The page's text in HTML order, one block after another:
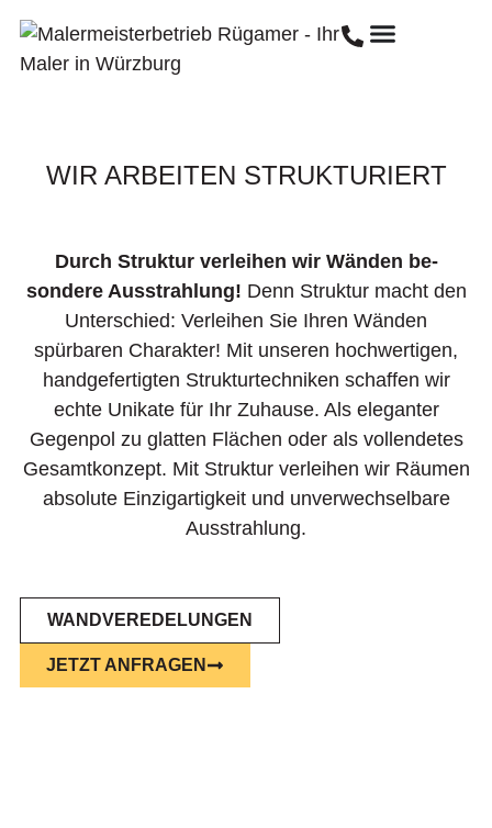
WIR ARBEITEN STRUKTURIERT
Durch Struktur verleihen wir Wänden be­
sondere Aus­strahlung! Denn Struktur macht den
Unterschied: Verleihen Sie Ihren Wänden
spürbaren Charakter! Mit unseren hochwertigen,
handgefertigten Strukturtechniken schaffen wir
echte Unikate für Ihr Zuhause. Als eleganter
Gegenpol zu glatten Flächen oder als vollendetes
Gesamtkonzept. Mit Struktur verleihen wir Räumen
absolute Einzigartigkeit und unverwechselbare
Ausstrahlung.
WANDVEREDELUNGEN
JETZT ANFRAGEN